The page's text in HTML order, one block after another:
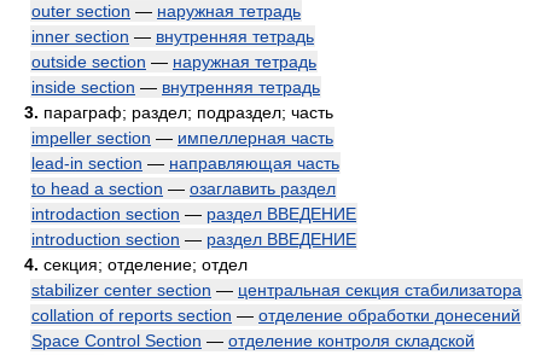
outer section — наружная тетрадь
inner section — внутренняя тетрадь
outside section — наружная тетрадь
inside section — внутренняя тетрадь
3. параграф; раздел; подраздел; часть
impeller section — импеллерная часть
lead-in section — направляющая часть
to head a section — озаглавить раздел
introdaction section — раздел ВВЕДЕНИЕ
introduction section — раздел ВВЕДЕНИЕ
4. секция; отделение; отдел
stabilizer center section — центральная секция стабилизатора
collation of reports section — отделение обработки донесений
Space Control Section — отделение контроля складской